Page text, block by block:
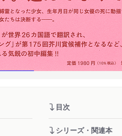
目次
シリーズ・関連本